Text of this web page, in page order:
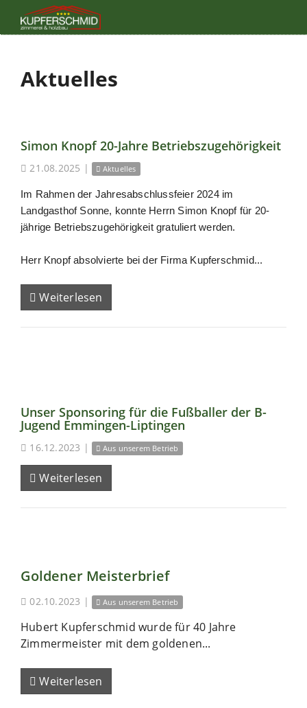
Aktuelles
Simon Knopf 20-Jahre Betriebszugehörigkeit
21.08.2025 | Aktuelles
Im Rahmen der Jahresabschlussfeier 2024 im
Landgasthof Sonne, konnte Herrn Simon Knopf für 20-
jährige Betriebszugehörigkeit gratuliert werden.
Herr Knopf absolvierte bei der Firma Kupferschmid...
Weiterlesen
Unser Sponsoring für die Fußballer der B-
Jugend Emmingen-Liptingen
16.12.2023 | Aus unserem Betrieb
Weiterlesen
Goldener Meisterbrief
02.10.2023 | Aus unserem Betrieb
Hubert Kupferschmid wurde für 40 Jahre
Zimmermeister mit dem goldenen...
Weiterlesen